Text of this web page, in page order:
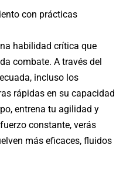
con prácticas
habilidad crítica que
combate. A través del
incluso los
rápidas en su capacidad
entrena tu agilidad y
constante, verás
más eficaces, fluidos